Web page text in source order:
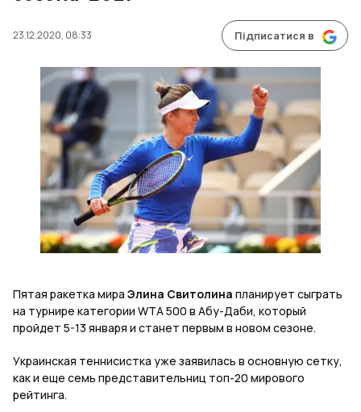
23.12.2020, 08:33 Підписатися в
Пятая ракетка мира Элина Свитолина планирует сыграть
на турнире категории WTA 500 в Абу-Даби, который
пройдет 5-13 января и станет первым в новом сезоне.
Украинская теннисистка уже заявилась в основную сетку,
как и еще семь представительниц топ-20 мирового
рейтинга.